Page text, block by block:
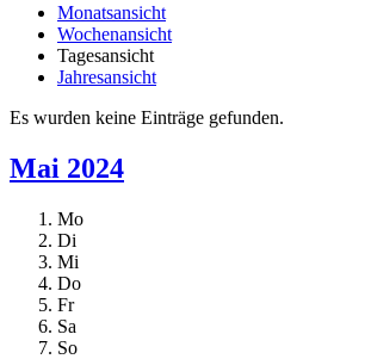
Monatsansicht
Wochenansicht
Tagesansicht
Jahresansicht
Es wurden keine Einträge gefunden.
Mai 2024
Mo
Di
Mi
Do
Fr
Sa
So